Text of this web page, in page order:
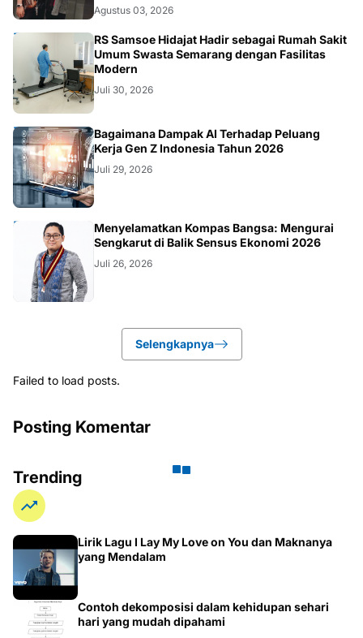
Agustus 03, 2026
KESEHATAN
RS Samsoe Hidajat Hadir sebagai Rumah Sakit
Umum Swasta Semarang dengan Fasilitas
Modern
Juli 30, 2026
TEKNOLOGI
Bagaimana Dampak AI Terhadap Peluang
Kerja Gen Z Indonesia Tahun 2026
Juli 29, 2026
Menyelamatkan Kompas Bangsa: Mengurai
Sengkarut di Balik Sensus Ekonomi 2026
Juli 26, 2026
Selengkapnya
Failed to load posts.
Posting Komentar
Trending
Lirik Lagu I Lay My Love on You dan Maknanya
yang Mendalam
Contoh dekomposisi dalam kehidupan sehari
hari yang mudah dipahami